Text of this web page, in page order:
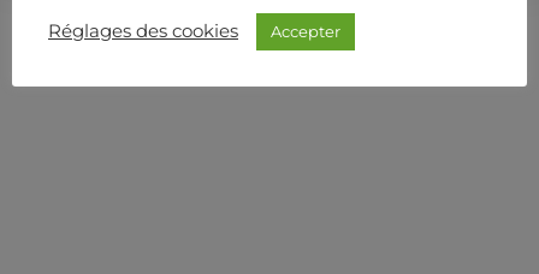
Réglages des cookies Accepter